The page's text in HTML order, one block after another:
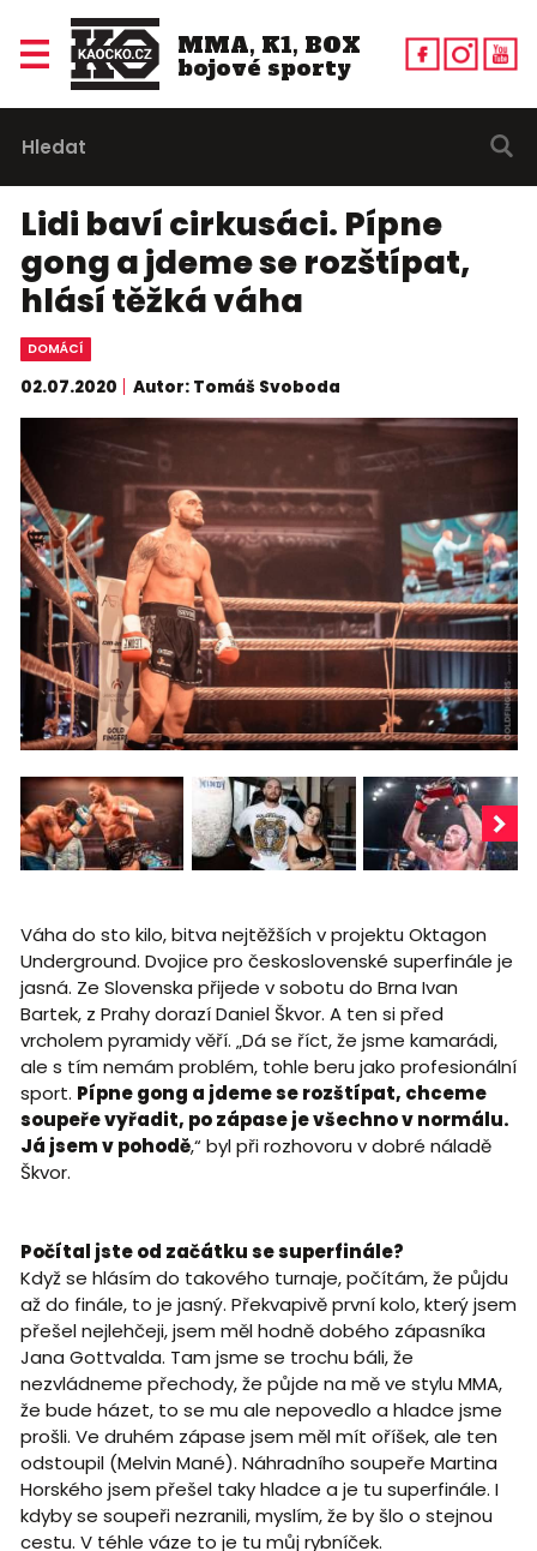
MMA, K1, BOX
bojové sporty
Lidi baví cirkusáci. Pípne
gong a jdeme se rozštípat,
hlásí těžká váha
DOMÁCÍ
02.07.2020 Autor: Tomáš Svoboda
Váha do sto kilo, bitva nejtěžších v projektu Oktagon
Underground. Dvojice pro československé superfinále je
jasná. Ze Slovenska přijede v sobotu do Brna Ivan
Bartek, z Prahy dorazí Daniel Škvor. A ten si před
vrcholem pyramidy věří. „Dá se říct, že jsme kamarádi,
ale s tím nemám problém, tohle beru jako profesionální
sport. Pípne gong a jdeme se rozštípat, chceme
soupeře vyřadit, po zápase je všechno v normálu.
Já jsem v pohodě,“ byl při rozhovoru v dobré náladě
Škvor.
Počítal jste od začátku se superfinále?
Když se hlásím do takového turnaje, počítám, že půjdu
až do finále, to je jasný. Překvapivě první kolo, který jsem
přešel nejlehčeji, jsem měl hodně dobého zápasníka
Jana Gottvalda. Tam jsme se trochu báli, že
nezvládneme přechody, že půjde na mě ve stylu MMA,
že bude házet, to se mu ale nepovedlo a hladce jsme
prošli. Ve druhém zápase jsem měl mít oříšek, ale ten
odstoupil (Melvin Mané). Náhradního soupeře Martina
Horského jsem přešel taky hladce a je tu superfinále. I
kdyby se soupeři nezranili, myslím, že by šlo o stejnou
cestu. V téhle váze to je tu můj rybníček.